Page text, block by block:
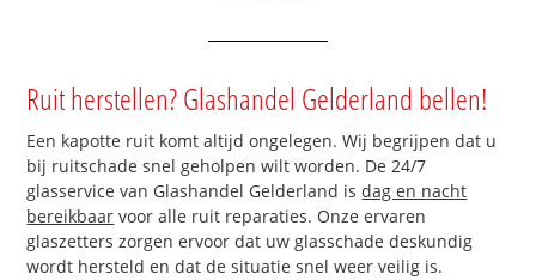
Ruit herstellen? Glashandel Gelderland bellen!
Een kapotte ruit komt altijd ongelegen. Wij begrijpen dat u
bij ruitschade snel geholpen wilt worden. De 24/7
glasservice van Glashandel Gelderland isdag en nacht
bereikbaar voor alle ruit reparaties. Onze ervaren
glaszetters zorgen ervoor dat uw glasschade deskundig
wordt hersteld en dat de situatie snel weer veilig is.